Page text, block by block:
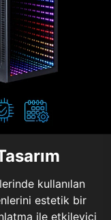
kullanılan
estetik bir
ile etkileyici